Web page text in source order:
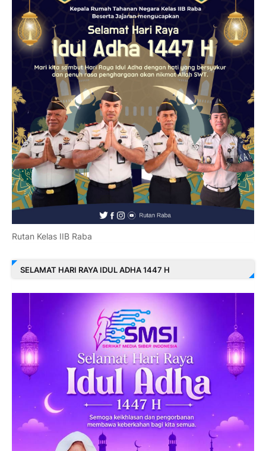
Rutan Kelas IIB Raba
SELAMAT HARI RAYA IDUL ADHA 1447 H